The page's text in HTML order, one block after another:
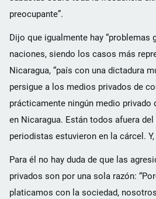
preocupante”.
Dijo que igualmente hay “problemas
naciones, siendo los casos más
Nicaragua, “país con una dictadura
persigue a los medios privados de
prácticamente ningún medio
en Nicaragua. Están todos afuera
periodistas estuvieron en la cárcel. Y,
Para él no hay duda de que las
privados son por una sola razón:
platicamos con la sociedad,